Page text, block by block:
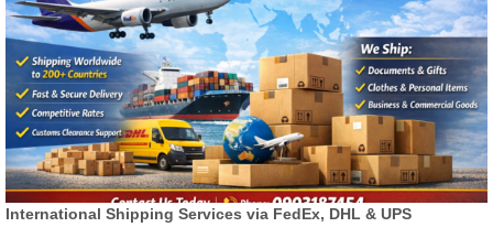
International Shipping Services via FedEx, DHL & UPS